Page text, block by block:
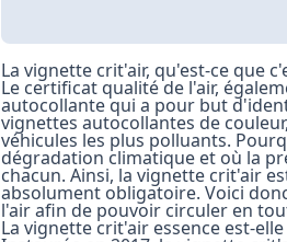
La vignette crit'air, qu'est-ce que
Le certificat qualité de l'air,
autocollante qui a pour but
vignettes autocollantes de
véhicules les plus polluants.
dégradation climatique et où la
chacun. Ainsi, la vignette crit'air
absolument obligatoire. Voici
l'air afin de pouvoir circuler en
La vignette crit'air essence est-